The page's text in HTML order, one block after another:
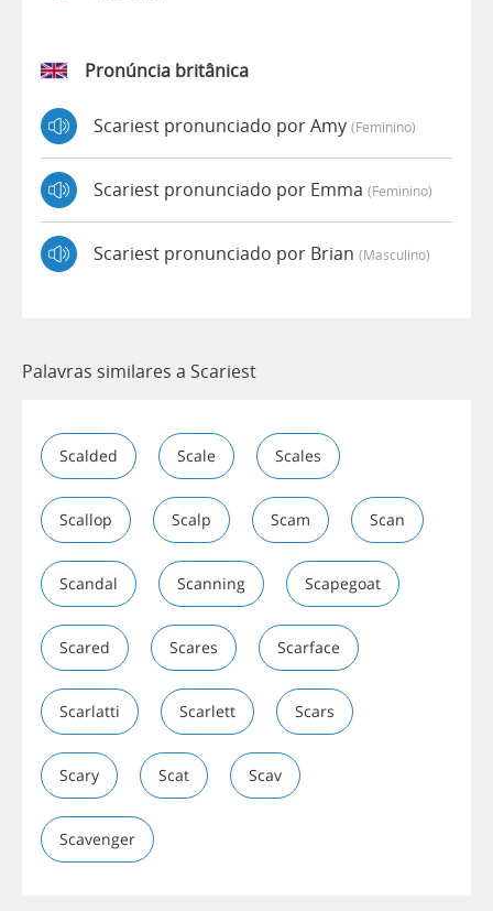
Pronúncia britânica
Scariest pronunciado por Amy (feminino)
Scariest pronunciado por Emma (feminino)
Scariest pronunciado por Brian (masculino)
Palavras similares a Scariest
Scalded Scale Scales
Scallop Scalp Scam Scan
Scandal Scanning Scapegoat
Scared Scares Scarface
Scarlatti Scarlett Scars
Scary Scat Scav
Scavenger